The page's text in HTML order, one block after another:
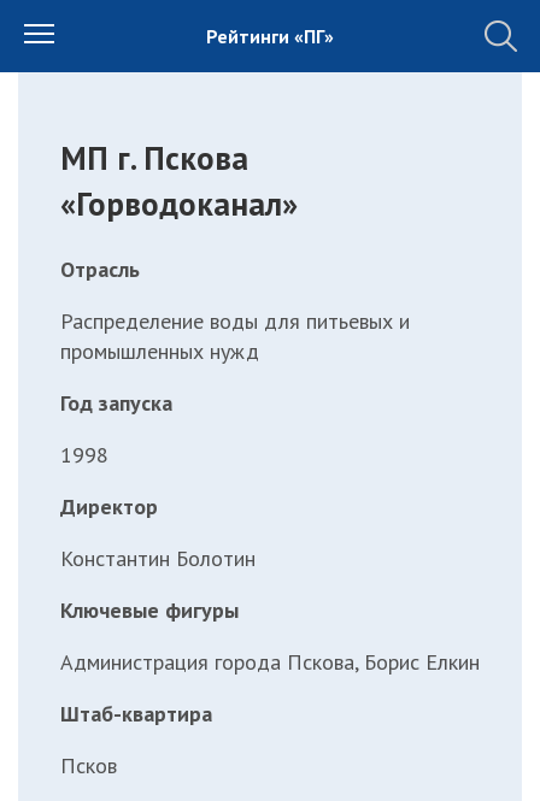
Рейтинги «ПГ»
МП г. Пскова
«Горводоканал»
Отрасль
Распределение воды для питьевых и
промышленных нужд
Год запуска
1998
Директор
Константин Болотин
Ключевые фигуры
Администрация города Пскова, Борис Елкин
Штаб-квартира
Псков